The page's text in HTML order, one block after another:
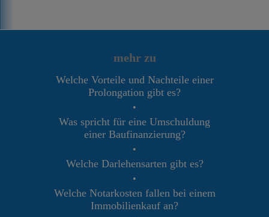
mehr zu
Welche Vorteile und Nachteile einer
Prolongation gibt es?
•
Was spricht für eine Umschuldung
einer Baufinanzierung?
•
Welche Darlehensarten gibt es?
•
Welche Notarkosten fallen bei einem
Immobilienkauf an?